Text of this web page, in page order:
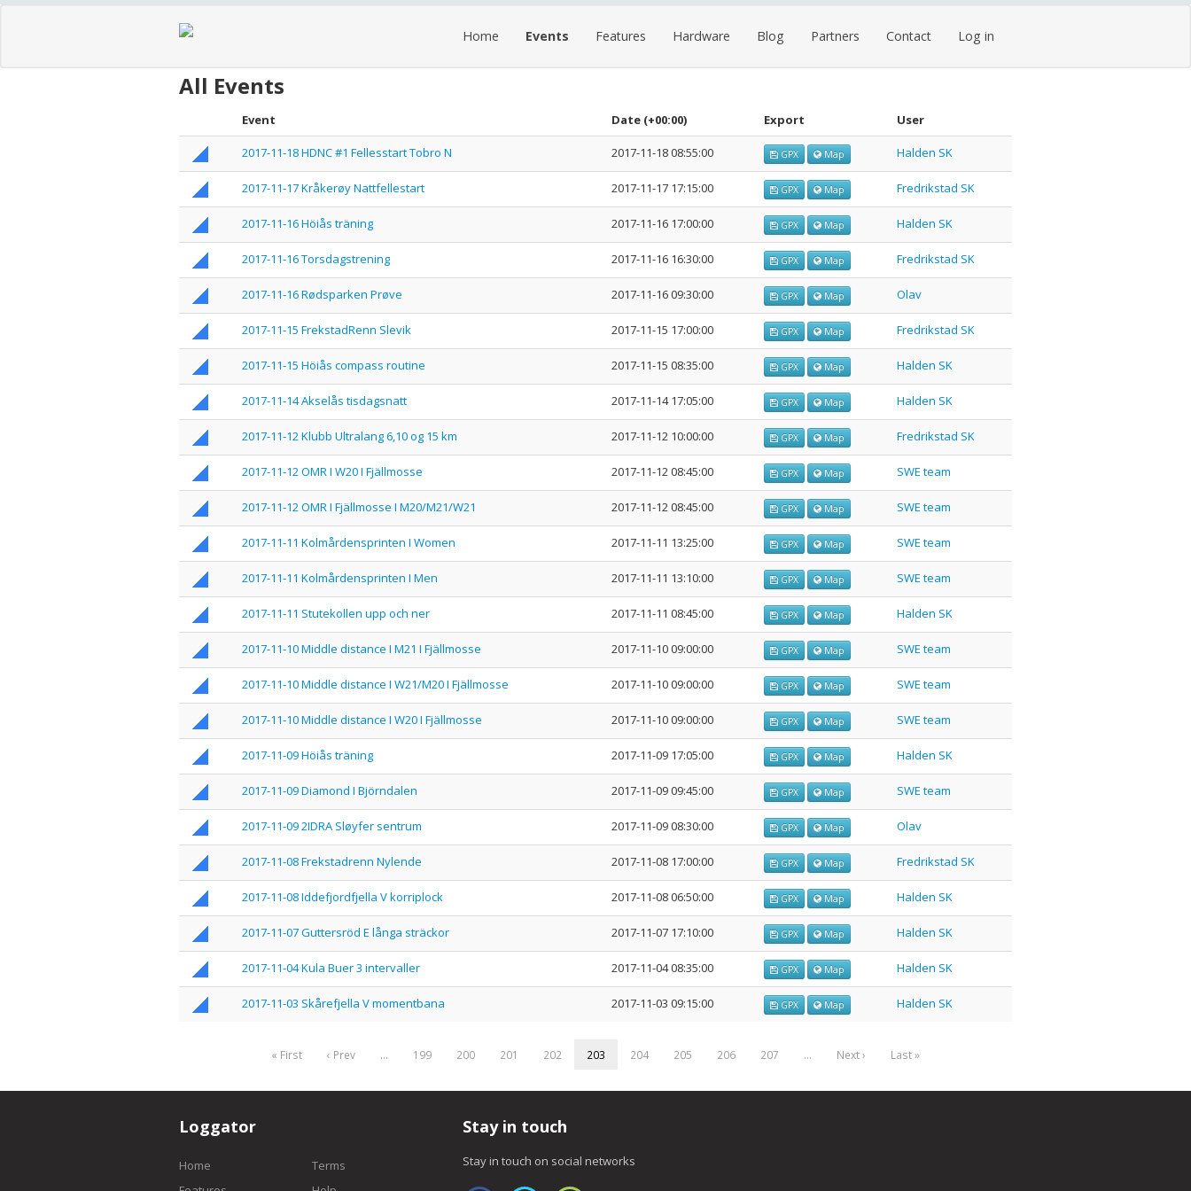
Home Events Features Hardware Blog Partners Contact Log in
All Events
Event Date (+00:00) Export User
2017-11-18 HDNC #1 Fellesstart Tobro N 2017-11-18 08:55:00 GPX Map Halden SK
2017-11-17 Kråkerøy Nattfellestart 2017-11-17 17:15:00 GPX Map Fredrikstad SK
2017-11-16 Höiås träning 2017-11-16 17:00:00 GPX Map Halden SK
2017-11-16 Torsdagstrening 2017-11-16 16:30:00 GPX Map Fredrikstad SK
2017-11-16 Rødsparken Prøve 2017-11-16 09:30:00 GPX Map Olav
2017-11-15 FrekstadRenn Slevik 2017-11-15 17:00:00 GPX Map Fredrikstad SK
2017-11-15 Höiås compass routine 2017-11-15 08:35:00 GPX Map Halden SK
2017-11-14 Akselås tisdagsnatt 2017-11-14 17:05:00 GPX Map Halden SK
2017-11-12 Klubb Ultralang 6,10 og 15 km 2017-11-12 10:00:00 GPX Map Fredrikstad SK
2017-11-12 OMR I W20 I Fjällmosse 2017-11-12 08:45:00 GPX Map SWE team
2017-11-12 OMR I Fjällmosse I M20/M21/W21 2017-11-12 08:45:00 GPX Map SWE team
2017-11-11 Kolmårdensprinten I Women 2017-11-11 13:25:00 GPX Map SWE team
2017-11-11 Kolmårdensprinten I Men 2017-11-11 13:10:00 GPX Map SWE team
2017-11-11 Stutekollen upp och ner 2017-11-11 08:45:00 GPX Map Halden SK
2017-11-10 Middle distance I M21 I Fjällmosse 2017-11-10 09:00:00 GPX Map SWE team
2017-11-10 Middle distance I W21/M20 I Fjällmosse 2017-11-10 09:00:00 GPX Map SWE team
2017-11-10 Middle distance I W20 I Fjällmosse 2017-11-10 09:00:00 GPX Map SWE team
2017-11-09 Höiås träning 2017-11-09 17:05:00 GPX Map Halden SK
2017-11-09 Diamond I Björndalen 2017-11-09 09:45:00 GPX Map SWE team
2017-11-09 2IDRA Sløyfer sentrum 2017-11-09 08:30:00 GPX Map Olav
2017-11-08 Frekstadrenn Nylende 2017-11-08 17:00:00 GPX Map Fredrikstad SK
2017-11-08 Iddefjordfjella V korriplock 2017-11-08 06:50:00 GPX Map Halden SK
2017-11-07 Guttersröd E långa sträckor 2017-11-07 17:10:00 GPX Map Halden SK
2017-11-04 Kula Buer 3 intervaller 2017-11-04 08:35:00 GPX Map Halden SK
2017-11-03 Skårefjella V momentbana 2017-11-03 09:15:00 GPX Map Halden SK
« First ‹ Prev … 199 200 201 202 203 204 205 206 207 … Next › Last »
Loggator
Home
Terms
Stay in touch
Stay in touch on social networks